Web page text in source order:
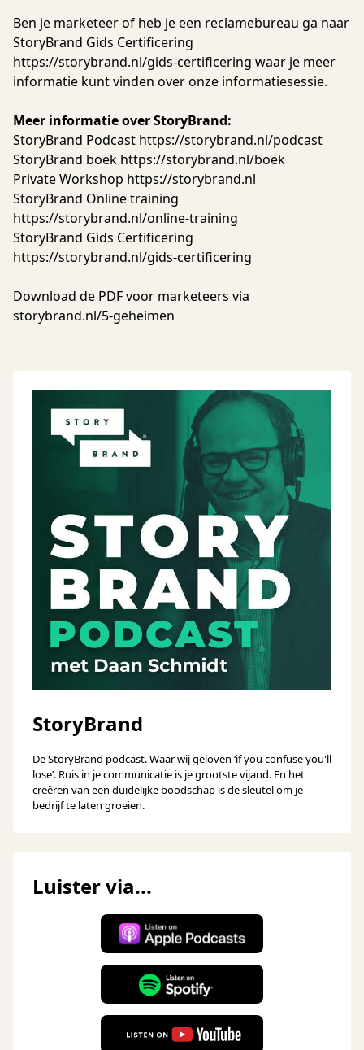
Ben je marketeer of heb je een reclamebureau ga naar
StoryBrand Gids Certificering
https://storybrand.nl/gids-certificering waar je meer
informatie kunt vinden over onze informatiesessie.
Meer informatie over StoryBrand:
StoryBrand Podcast https://storybrand.nl/podcast
StoryBrand boek https://storybrand.nl/boek
Private Workshop https://storybrand.nl
StoryBrand Online training
https://storybrand.nl/online-training
StoryBrand Gids Certificering
https://storybrand.nl/gids-certificering
Download de PDF voor marketeers via
storybrand.nl/5-geheimen
StoryBrand
De StoryBrand podcast. Waar wij geloven ‘if you confuse you'll
lose’. Ruis in je communicatie is je grootste vijand. En het
creëren van een duidelijke boodschap is de sleutel om je
bedrijf te laten groeien.
Luister via...